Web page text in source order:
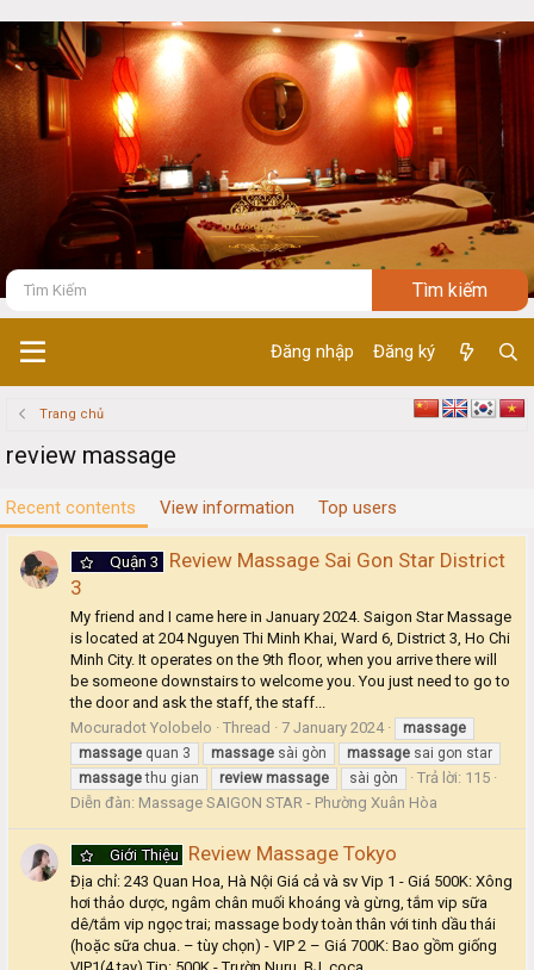
Đăng nhập Đăng ký
Trang chủ
review massage
Recent contents View information Top users
Quận 3
Review Massage Sai Gon Star District
3
My friend and I came here in January 2024. Saigon Star Massage
is located at 204 Nguyen Thi Minh Khai, Ward 6, District 3, Ho Chi
Minh City. It operates on the 9th floor, when you arrive there will
be someone downstairs to welcome you. You just need to go to
the door and ask the staff, the staff...
Mocuradot Yolobelo
Thread 7 January 2024
massage
massage quan 3 massage sài gòn massage sai gon star
massagethu gian review massage sài gòn
Trả lời: 115
Diễn đàn: Massage SAIGON STAR - Phường Xuân Hòa
Giới Thiệu Review Massage Tokyo
Địa chỉ: 243 Quan Hoa, Hà Nội Giá cả và sv Vip 1 - Giá 500K: Xông
hơi thảo dược, ngâm chân muối khoáng và gừng, tắm vip sữa
dê/tắm vip ngọc trai; massage body toàn thân với tinh dầu thái
(hoặc sữa chua. – tùy chọn) - VIP 2 – Giá 700K: Bao gồm giống